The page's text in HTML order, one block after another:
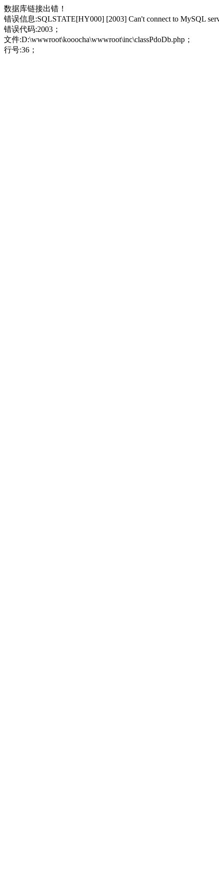
数据库链接出错！
错误信息:SQLSTATE[HY000] [2003] Can't connect to MySQL
错误代码:2003；
文件:D:\wwwroot\kooocha\wwwroot\inc\classPdoDb.php；
行号:36；